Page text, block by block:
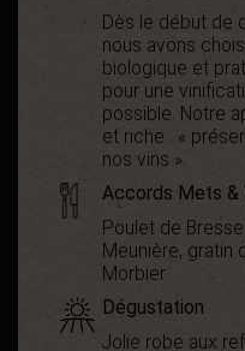
Dès le début de
nous avons
biologique et
pour une
possible. Notre
et riche : «
nos vins ».
Accords Mets &
Poulet de
Meunière, gratin
Morbier
Dégustation
Jolie robe aux